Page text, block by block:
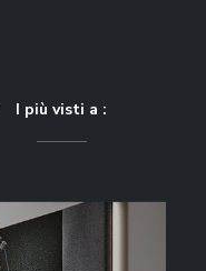
I più visti a :